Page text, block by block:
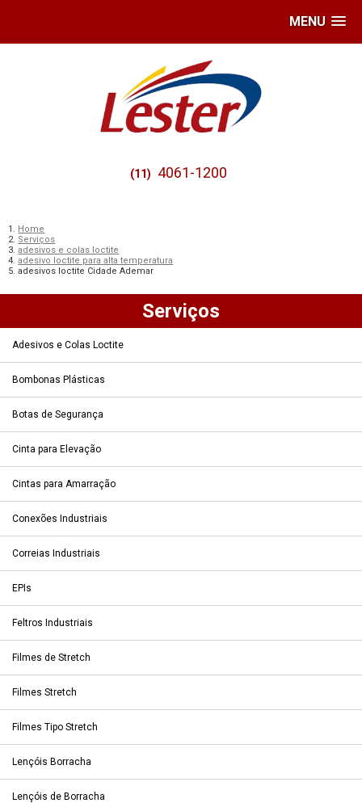
MENU
(11) 4061-1200
Home
Serviços
adesivos e colas loctite
adesivo loctite para alta temperatura
adesivos loctite Cidade Ademar
Serviços
Adesivos e Colas Loctite
Bombonas Plásticas
Botas de Segurança
Cinta para Elevação
Cintas para Amarração
Conexões Industriais
Correias Industriais
EPIs
Feltros Industriais
Filmes de Stretch
Filmes Stretch
Filmes Tipo Stretch
Lençóis Borracha
Lençóis de Borracha